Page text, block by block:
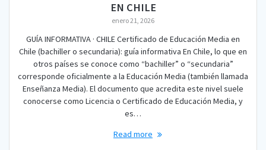
EN CHILE
enero 21, 2026
GUÍA INFORMATIVA · CHILE Certificado de Educación Media en
Chile (bachiller o secundaria): guía informativa En Chile, lo que en
otros países se conoce como “bachiller” o “secundaria”
corresponde oficialmente a la Educación Media (también llamada
Enseñanza Media). El documento que acredita este nivel suele
conocerse como Licencia o Certificado de Educación Media, y
es…
Read more